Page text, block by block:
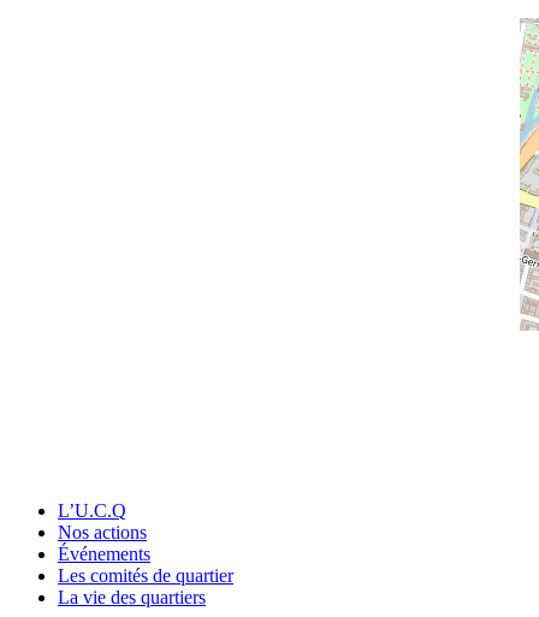
L’U.C.Q
Nos actions
Événements
Les comités de quartier
La vie des quartiers